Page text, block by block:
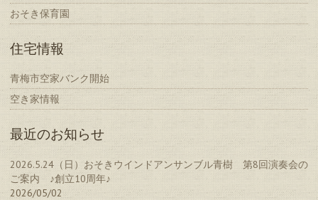
おそき保育園
住宅情報
青梅市空家バンク開始
空き家情報
最近のお知らせ
2026.5.24（日）おそきウインドアンサンブル青樹 第8回演奏会の
ご案内 ♪創立10周年♪
2026/05/02